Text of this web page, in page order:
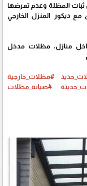
ثبات المظلة وعدم تعرضها
مع ديكور المنزل الخارجي
منازل، مظلات مدخل
#مظلات_خارجية
#صيانة_مظلات